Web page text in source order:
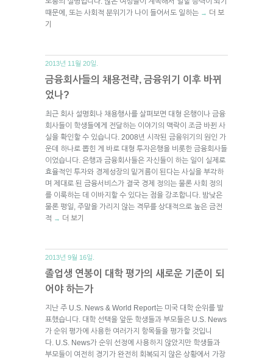
때문에, 또는 사회적 분위기가 나이 들어서도 일하는 → 더 보
기
2013년 11월 20일.
금융회사들의 채용전략, 금융위기 이후 바뀌
었나?
최근 회사 설명회나 채용행사를 살펴보면 대형 은행이나 금융
회사들이 학생들에게 전달하는 이야기의 맥락이 조금 바뀐 사
실을 확인할 수 있습니다. 2008년 시작된 금융위기의 원인 가
운데 하나로 뽑힌 게 바로 대형 투자은행을 비롯한 금융회사들
이었습니다. 은행과 금융회사들은 자신들이 하는 일이 실제로
효율적인 투자와 경제성장의 밑거름이 된다는 사실을 부각하
며 제대로 된 금융서비스가 결국 경제 정의는 물론 사회 정의
를 이룩하는 데 이바지할 수 있다는 점을 강조합니다. 밤낮은
물론 평일, 주말을 가리지 않는 격무를 상대적으로 높은 금전
적 → 더 보기
2013년 9월 16일.
졸업생 연봉이 대학 평가의 새로운 기준이 되
어야 하는가
지난 주 U.S. News & World Report는 미국 대학 순위를 발
표했습니다. 대학 선택을 앞둔 학생들과 부모들은 U.S. News
가 순위 평가에 사용한 여러가지 항목들을 평가할 것입니
다. U.S. News가 순위 선정에 사용하지 않았지만 학생들과
부모들이 여전히 경기가 완전히 회복되지 않은 상황에서 가장